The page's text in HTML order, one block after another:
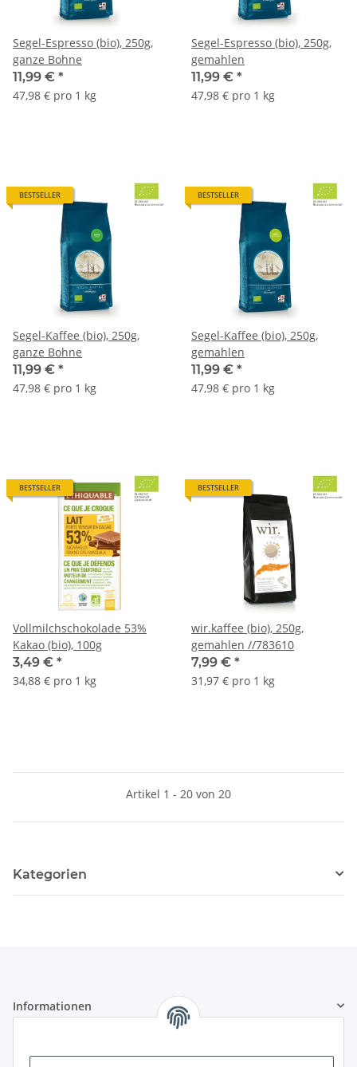
Segel-Espresso (bio), 250g,
ganze Bohne
11,99 € *
47,98 € pro 1 kg
Segel-Espresso (bio), 250g,
gemahlen
11,99 € *
47,98 € pro 1 kg
BESTSELLER
Segel-Kaffee (bio), 250g,
ganze Bohne
11,99 € *
47,98 € pro 1 kg
BESTSELLER
Segel-Kaffee (bio), 250g,
gemahlen
11,99 € *
47,98 € pro 1 kg
BESTSELLER
Vollmilchschokolade 53%
Kakao (bio), 100g
3,49 € *
34,88 € pro 1 kg
BESTSELLER
wir.kaffee (bio), 250g,
gemahlen //783610
7,99 € *
31,97 € pro 1 kg
Artikel 1 - 20 von 20
Kategorien
Informationen